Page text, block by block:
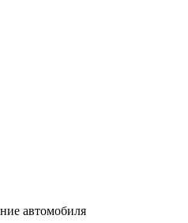
автомобиля